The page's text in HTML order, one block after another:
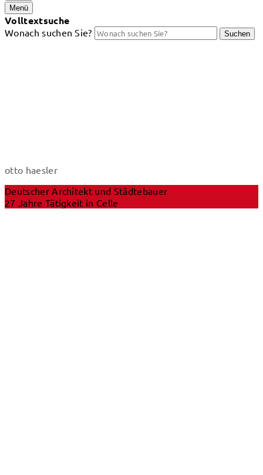
Menü
Volltextsuche
Wonach suchen Sie? Suchen
otto haesler
Deutscher Architekt und Städtebauer
27 Jahre Tätigkeit in Celle